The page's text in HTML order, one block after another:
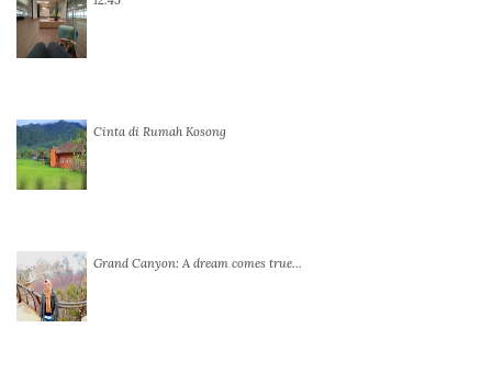
Cinta di Rumah Kosong
Grand Canyon: A dream comes true…